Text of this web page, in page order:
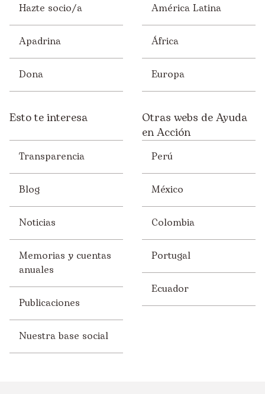
Hazte socio/a
Apadrina
Dona
América Latina
África
Europa
Esto te interesa
Transparencia
Blog
Noticias
Memorias y cuentas
anuales
Publicaciones
Nuestra base social
Otras webs de Ayuda
en Acción
Perú
México
Colombia
Portugal
Ecuador